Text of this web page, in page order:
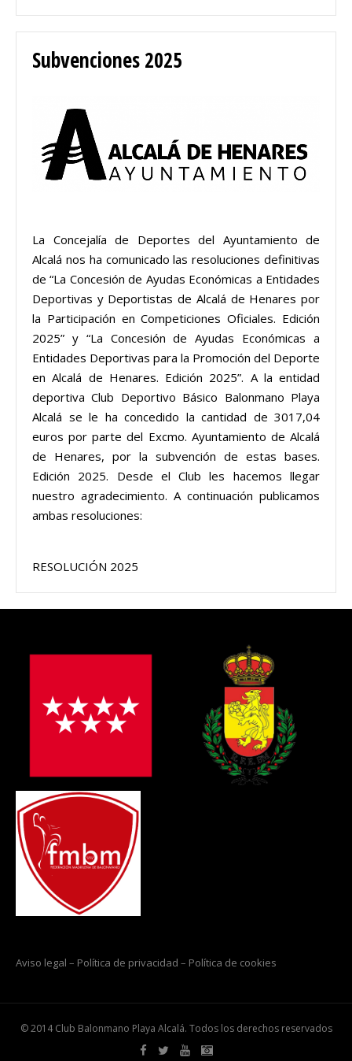
Subvenciones 2025
La Concejalía de Deportes del Ayuntamiento de
Alcalá nos ha comunicado las resoluciones definitivas
de “La Concesión de Ayudas Económicas a Entidades
Deportivas y Deportistas de Alcalá de Henares por
la Participación en Competiciones Oficiales. Edición
2025” y “La Concesión de Ayudas Económicas a
Entidades Deportivas para la Promoción del Deporte
en Alcalá de Henares. Edición 2025”. A la entidad
deportiva Club Deportivo Básico Balonmano Playa
Alcalá se le ha concedido la cantidad de 3017,04
euros por parte del Excmo. Ayuntamiento de Alcalá
de Henares, por la subvención de estas bases.
Edición 2025. Desde el Club les hacemos llegar
nuestro agradecimiento. A continuación publicamos
ambas resoluciones:
RESOLUCIÓN 2025
Aviso legal – Política de privacidad – Política de cookies
© 2014 Club Balonmano Playa Alcalá. Todos los derechos reservados